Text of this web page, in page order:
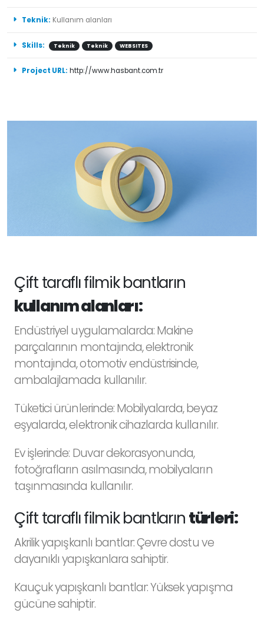
Teknik: Kullanım alanları
Skills: Teknik Teknik WEBSITES
Project URL: http://www.hasbant.com.tr
Çift taraflı filmik bantların
kullanım alanları:
Endüstriyel uygulamalarda: Makine
parçalarının montajında, elektronik
montajında, otomotiv endüstrisinde,
ambalajlamada kullanılır.
Tüketici ürünlerinde: Mobilyalarda, beyaz
eşyalarda, elektronik cihazlarda kullanılır.
Ev işlerinde: Duvar dekorasyonunda,
fotoğrafların asılmasında, mobilyaların
taşınmasında kullanılır.
Çift taraflı filmik bantlarıntürleri:
Akrilik yapışkanlı bantlar: Çevre dostu ve
dayanıklı yapışkanlara sahiptir.
Kauçuk yapışkanlı bantlar: Yüksek yapışma
gücüne sahiptir.